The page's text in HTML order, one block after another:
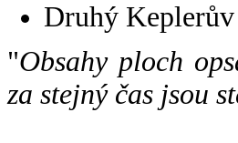
Druhý
"Obsahy ploch
za stejný čas jsou